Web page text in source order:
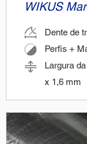
WIKUS
Dente de
Perfis +
Largura
x 1,6 mm